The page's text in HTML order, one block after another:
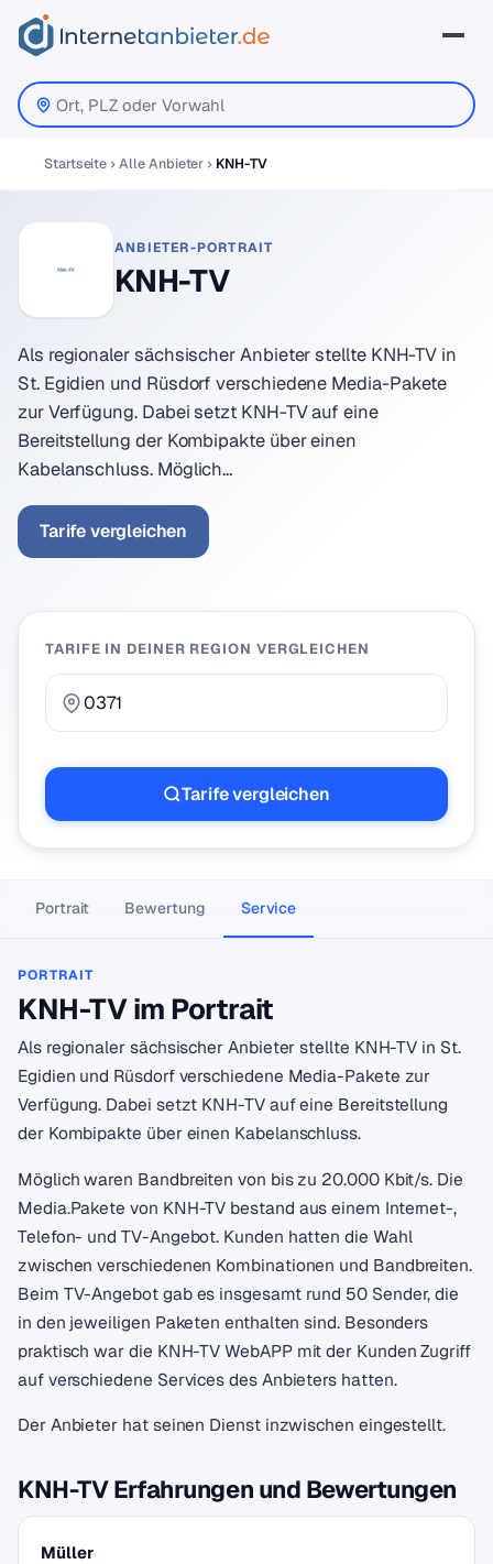
Startseite Alle Anbieter KNH-TV
ANBIETER-PORTRAIT
KNH-TV
Als regionaler sächsischer Anbieter stellte KNH-TV in
St. Egidien und Rüsdorf verschiedene Media-Pakete
zur Verfügung. Dabei setzt KNH-TV auf eine
Bereitstellung der Kombipakte über einen
Kabelanschluss. Möglich…
Tarife vergleichen
TARIFE IN DEINER REGION VERGLEICHEN
Tarife vergleichen
Portrait Bewertung Service
PORTRAIT
KNH-TV im Portrait
Als regionaler sächsischer Anbieter stellte KNH-TV in St.
Egidien und Rüsdorf verschiedene Media-Pakete zur
Verfügung. Dabei setzt KNH-TV auf eine Bereitstellung
der Kombipakte über einen Kabelanschluss.
Möglich waren Bandbreiten von bis zu 20.000 Kbit/s. Die
Media.Pakete von KNH-TV bestand aus einem Internet-,
Telefon- und TV-Angebot. Kunden hatten die Wahl
zwischen verschiedenen Kombinationen und Bandbreiten.
Beim TV-Angebot gab es insgesamt rund 50 Sender, die
in den jeweiligen Paketen enthalten sind. Besonders
praktisch war die KNH-TV WebAPP mit der Kunden Zugriff
auf verschiedene Services des Anbieters hatten.
Der Anbieter hat seinen Dienst inzwischen eingestellt.
KNH-TV Erfahrungen und Bewertungen
Müller